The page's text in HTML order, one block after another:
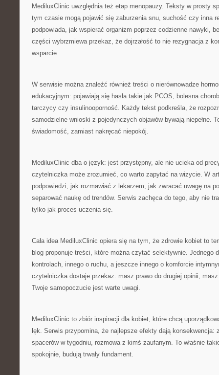
MediluxClinic uwzględnia też etap menopauzy. Teksty w prosty
tym czasie mogą pojawić się zaburzenia snu, suchość czy inna
podpowiada, jak wspierać organizm poprzez codzienne nawyki,
części wybrzmiewa przekaz, że dojrzałość to nie rezygnacja z
wsparcie.
W serwisie można znaleźć również treści o nierównowadze
edukacyjnym: pojawiają się hasła takie jak PCOS, bolesna
tarczycy czy insulinooporność. Każdy tekst podkreśla, że
samodzielne wnioski z pojedynczych objawów bywają niepełne.
świadomość, zamiast nakręcać niepokój.
MediluxClinic dba o język: jest przystępny, ale nie ucieka od
czytelniczka może zrozumieć, co warto zapytać na wizycie. W
podpowiedzi, jak rozmawiać z lekarzem, jak zwracać uwagę na
separować naukę od trendów. Serwis zachęca do tego, aby nie
tylko jak proces uczenia się.
Cała idea MediluxClinic opiera się na tym, że zdrowie kobiet to
blog proponuje treści, które można czytać selektywnie. Jednego
kontrolach, innego o ruchu, a jeszcze innego o komforcie
czytelniczka dostaje przekaz: masz prawo do drugiej opinii,
Twoje samopoczucie jest warte uwagi.
MediluxClinic to zbiór inspiracji dla kobiet, które chcą
lęk. Serwis przypomina, że najlepsze efekty dają konsekwencja:
spacerów w tygodniu, rozmowa z kimś zaufanym. To właśnie
spokojnie, budują trwały fundament.